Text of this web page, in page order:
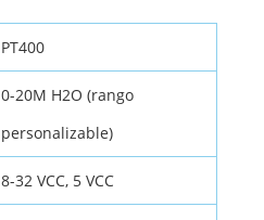
PT400
0-20M H2O (rango
personalizable)
8-32 VCC, 5 VCC